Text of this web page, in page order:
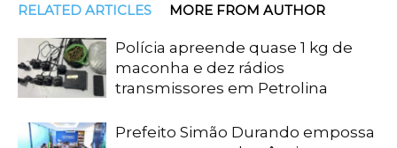
RELATED ARTICLES MORE FROM AUTHOR
Polícia apreende quase 1 kg de
maconha e dez rádios
transmissores em Petrolina
Prefeito Simão Durando empossa